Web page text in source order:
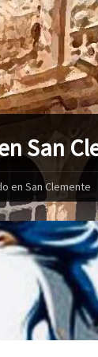
San
en San Clemente